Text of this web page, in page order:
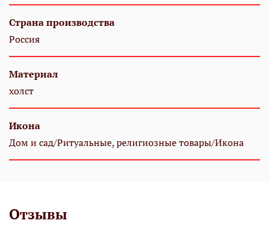
Страна производства
Россия
Материал
холст
Икона
Дом и сад/Ритуальные, религиозные товары/Икона
Отзывы